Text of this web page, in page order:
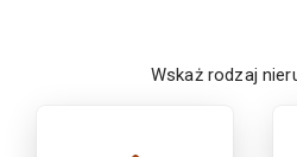
Wskaż rodzaj